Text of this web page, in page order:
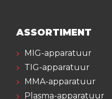
ASSORTIMENT
MIG-apparatuur
TIG-apparatuur
MMA-apparatuur
Plasma-apparatuur